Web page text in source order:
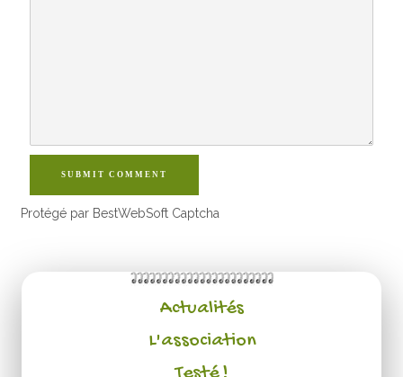
SUBMIT COMMENT
Protégé par BestWebSoft Captcha
Actualités
L'association